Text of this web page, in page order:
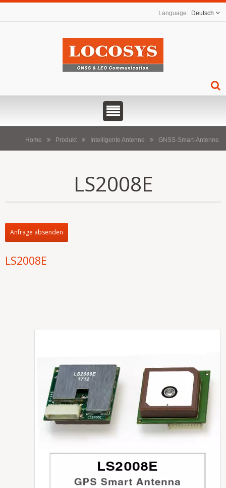
Deutsch
Home Produkt Intelligente Antenne GNSS-Smart-Antenne
LS2008E
Anfrage absenden
LS2008E